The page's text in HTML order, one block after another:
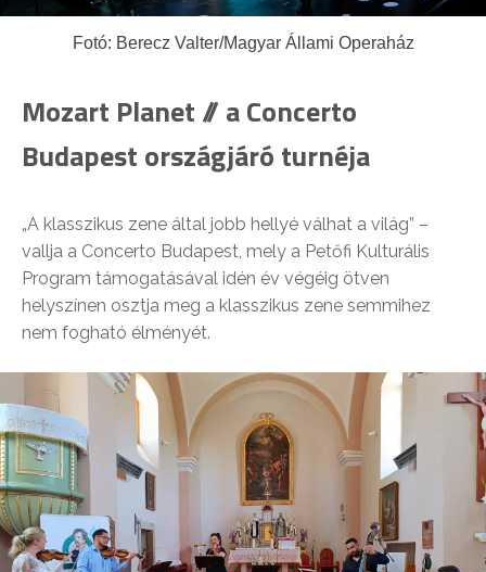
Fotó: Berecz Valter/Magyar Állami Operaház
Mozart Planet // a Concerto
Budapest országjáró turnéja
„A klasszikus zene által jobb hellyé válhat a világ” –
vallja a Concerto Budapest, mely a Petőfi Kulturális
Program támogatásával idén év végéig ötven
helyszínen osztja meg a klasszikus zene semmihez
nem fogható élményét.